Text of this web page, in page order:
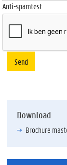
Anti-spamtest
Send
Download
Brochure